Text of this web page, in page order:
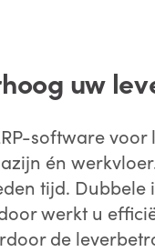
uw
software
én
tijd. Dubbele
werkt u
de